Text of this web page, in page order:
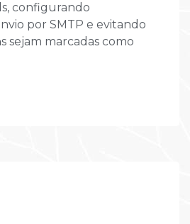
configurando
por SMTP e evitando
sejam marcadas como